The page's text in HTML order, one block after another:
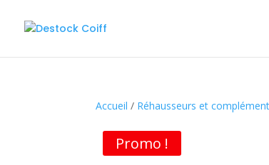
Accueil / Réhausseurs et
Promo !